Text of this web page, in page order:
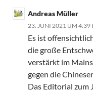
Andreas Müller
23. JUNI 2021 UM 4:39
Es ist
die große
verstärkt im
gegen die
Das Editorial zum